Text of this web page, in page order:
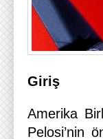
Giriş
Amerika
Pelosi’nin